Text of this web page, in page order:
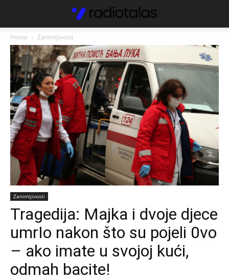
Home Zanimljivosti
Zanimljivosti
Tragedija: Majka i dvoje djece
umrIo nakon što su pojeli 0vo
– ako imate u svojoj kući,
odmah bacite!